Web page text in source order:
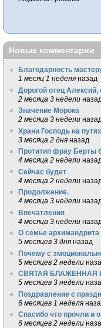
Новые комментарии
Благодарность
1 месяц 1 неделя назад
Дорогой отец Алексий,
2 месяца 3 недели назад
Значение Морока
2 месяца 3 недели назад
Храни Господь на
3 месяца 2 дня назад
Протитип фрау Берты
4 месяца 2 недели назад
Сейчас будет
4 месяца 2 недели назад
Продолжение.
4 месяца 3 недели назад
Впечатления
4 месяца 3 недели назад
О семье архимандрита
5 месяцев 3 дня назад
Почему с
5 месяцев 2 недели
СВЯТАЯ БЛАЖЕННАЯ
5 месяцев 3 недели
Поздравление с
6 месяцев 1 неделя
Спасибо что прочли и
6 месяцев 2 недели